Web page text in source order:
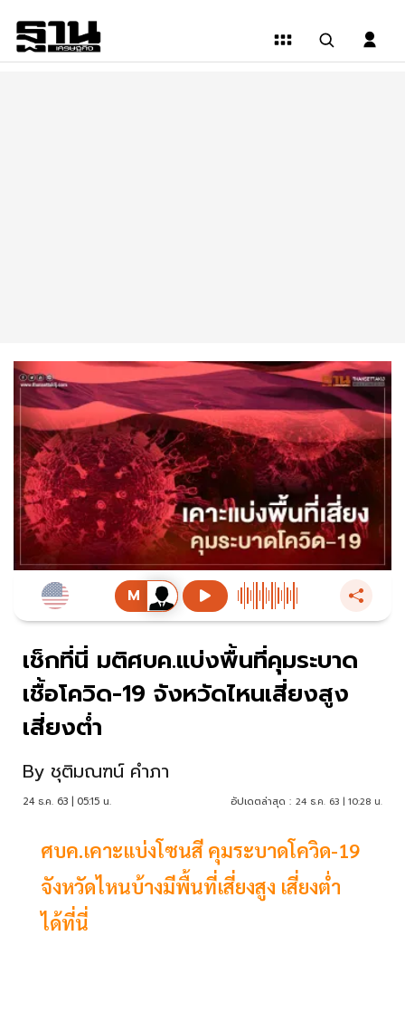
เช็กที่นี่ มติศบค.แบ่งพื้นที่คุมระบาด
เชื้อโควิด-19 จังหวัดไหนเสี่ยงสูง
เสี่ยงต่ำ
By ชุติมณฑน์ คำภา
24 ธ.ค. 63 | 05:15 น. อัปเดตล่าสุด : 24 ธ.ค. 63 | 10:28 น.
ศบค.เคาะแบ่งโซนสี คุมระบาดโควิด-19
จังหวัดไหนบ้างมีพื้นที่เสี่ยงสูง เสี่ยงต่ำ
ได้ที่นี่